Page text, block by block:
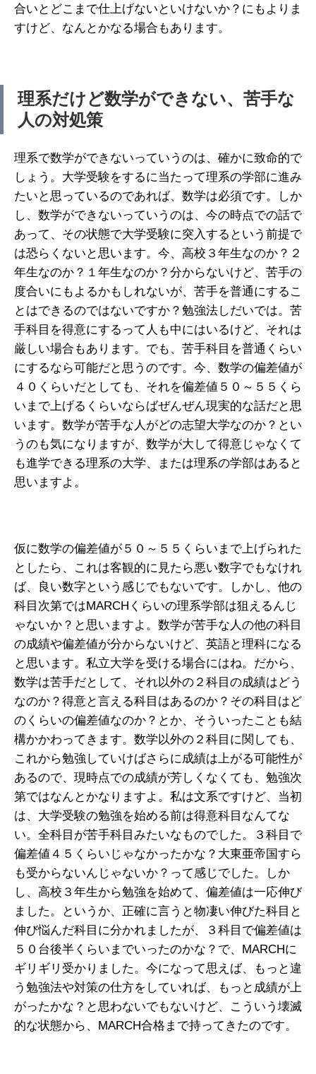
合いとどこまで仕上げないといけないか？にもよりま
すけど、なんとかなる場合もあります。
理系だけど数学ができない、苦手な
人の対処策
理系で数学ができないっていうのは、確かに致命的で
しょう。大学受験をするに当たって理系の学部に進み
たいと思っているのであれば、数学は必須です。しか
し、数学ができないっていうのは、今の時点での話で
あって、その状態で大学受験に突入するという前提で
は恐らくないと思います。今、高校３年生なのか？２
年生なのか？１年生なのか？分からないけど、苦手の
度合いにもよるかもしれないが、苦手を普通にするこ
とはできるのではないですか？勉強法しだいでは。苦
手科目を得意にするって人も中にはいるけど、それは
厳しい場合もあります。でも、苦手科目を普通くらい
にするなら可能だと思うのです。今、数学の偏差値が
４０くらいだとしても、それを偏差値５０～５５くら
いまで上げるくらいならばぜんぜん現実的な話だと思
います。数学が苦手な人がどの志望大学なのか？とい
うのも気になりますが、数学が大して得意じゃなくて
も進学できる理系の大学、または理系の学部はあると
思いますよ。
仮に数学の偏差値が５０～５５くらいまで上げられた
としたら、これは客観的に見たら悪い数字でもなけれ
ば、良い数字という感じでもないです。しかし、他の
科目次第ではMARCHくらいの理系学部は狙えるんじ
ゃないか？と思いますよ。数学が苦手な人の他の科目
の成績や偏差値が分からないけど、英語と理科になる
と思います。私立大学を受ける場合にはね。だから、
数学は苦手だとして、それ以外の２科目の成績はどう
なのか？得意と言える科目はあるのか？その科目はど
のくらいの偏差値なのか？とか、そういったことも結
構かかわってきます。数学以外の２科目に関しても、
これから勉強していけばさらに成績は上がる可能性が
あるので、現時点での成績が芳しくなくても、勉強次
第ではなんとかなりますよ。私は文系ですけど、当初
は、大学受験の勉強を始める前は得意科目なんてな
い。全科目が苦手科目みたいなものでした。３科目で
偏差値４５くらいじゃなかったかな？大東亜帝国すら
も受からないんじゃないか？って感じでした。しか
し、高校３年生から勉強を始めて、偏差値は一応伸び
ました。というか、正確に言うと物凄い伸びた科目と
伸び悩んだ科目に分かれましたが、３科目で偏差値は
５０台後半くらいまでいったのかな？で、MARCHに
ギリギリ受かりました。今になって思えば、もっと違
う勉強法や対策の仕方をしていれば、もっと成績が上
がったかな？と思わないでもないけど、こういう壊滅
的な状態から、MARCH合格まで持ってきたのです。